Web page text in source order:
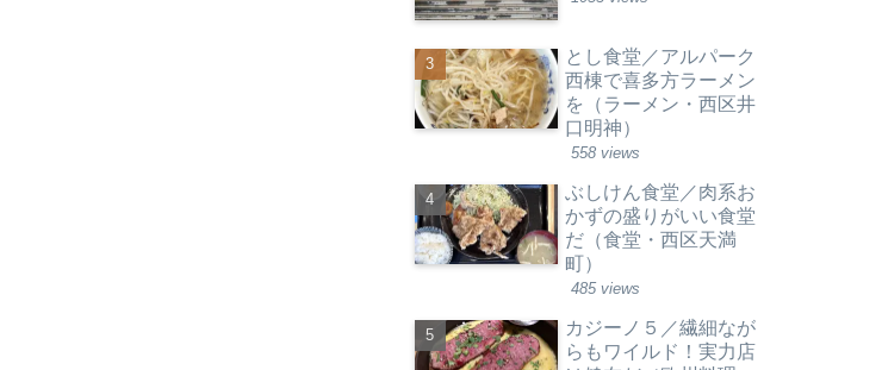
とし食堂／アルパーク
西棟で喜多方ラーメン
を（ラーメン・西区井
口明神）
558 views
ぶしけん食堂／肉系お
かずの盛りがいい食堂
だ（食堂・西区天満
町）
485 views
カジーノ５／繊細なが
らもワイルド！実力店